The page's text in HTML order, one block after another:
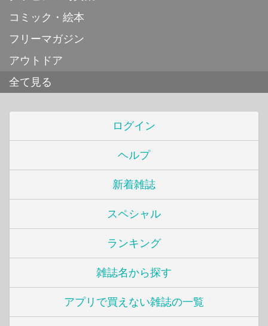
コミック・絵本
フリーマガジン
アウトドア
全て見る
ログイン
ヘルプ
新着雑誌
スペシャル
ランキング
雑誌名から探す
アプリで買えない雑誌の一覧